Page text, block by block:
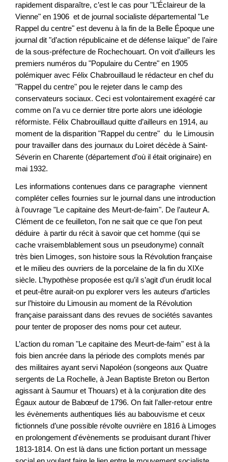
rapidement disparaître, c’est le cas pour "L’Éclaireur de la
Vienne" en 1906 et de journal socialiste départemental "Le
Rappel du centre" est devenu à la fin de la Belle Époque une
journal dit "d’action républicaine et de défense laïque" de l’aire
de la sous-préfecture de Rochechouart. On voit d’ailleurs les
premiers numéros du "Populaire du Centre" en 1905
polémiquer avec Félix Chabrouillaud le rédacteur en chef du
"Rappel du centre" pou le rejeter dans le camp des
conservateurs sociaux. Ceci est volontairement exagéré car
comme on l’a vu ce dernier titre porte alors une idéologie
réformiste. Félix Chabrouillaud quitte d’ailleurs en 1914, au
moment de la disparition "Rappel du centre" du le Limousin
pour travailler dans des journaux du Loiret décède à Saint-
Séverin en Charente (département d’où il était originaire) en
mai 1932.
Les informations contenues dans ce paragraphe viennent
compléter celles fournies sur le journal dans une introduction
à l’ouvrage "Le capitaine des Meurt-de-faim". De l’auteur A.
Clément de ce feuilleton, l’on ne sait que ce que l’on peut
déduire à partir du récit à savoir que cet homme (qui se
cache vraisemblablement sous un pseudonyme) connaît
très bien Limoges, son histoire sous la Révolution française
et le milieu des ouvriers de la porcelaine de la fin du XIXe
siècle. L’hypothèse proposée est qu’il s’agit d’un érudit local
et peut-être aurait-on pu explorer vers les auteurs d’articles
sur l’histoire du Limousin au moment de la Révolution
française paraissant dans des revues de sociétés savantes
pour tenter de proposer des noms pour cet auteur.
L’action du roman "Le capitaine des Meurt-de-faim" est à la
fois bien ancrée dans la période des complots menés par
des militaires ayant servi Napoléon (songeons aux Quatre
sergents de La Rochelle, à Jean Baptiste Breton ou Berton
agissant à Saumur et Thouars) et à la conjuration dite des
Égaux autour de Babœuf de 1796. On fait l’aller-retour entre
les évènements authentiques liés au babouvisme et ceux
fictionnels d’une possible révolte ouvrière en 1816 à Limoges
en prolongement d'évènements se produisant durant l'hiver
1813-1814. On est là dans une fiction portant un message